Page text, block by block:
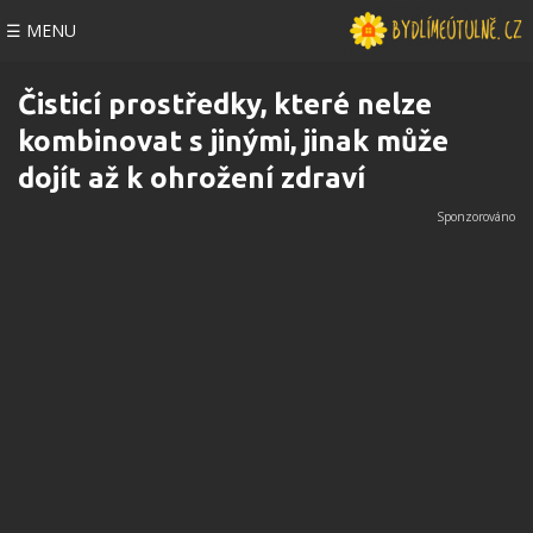
☰ MENU
Čisticí prostředky, které nelze
kombinovat s jinými, jinak může
dojít až k ohrožení zdraví